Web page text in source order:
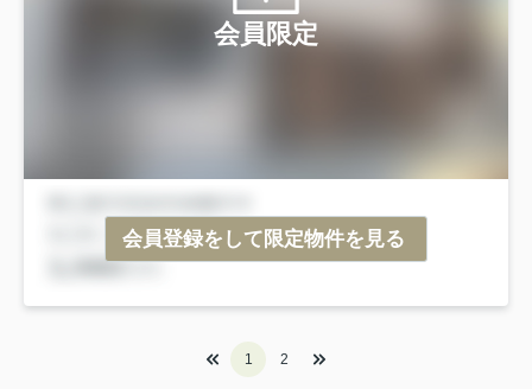
会員限定
会員登録をして限定物件を見る
1 2